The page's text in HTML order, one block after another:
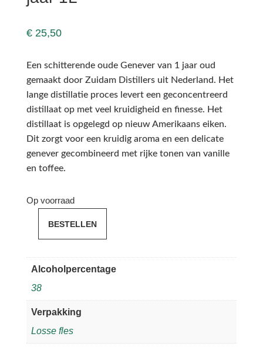
€25,50
Een schitterende oude Genever van 1 jaar oud
gemaakt door Zuidam Distillers uit Nederland. Het
lange distillatie proces levert een geconcentreerd
distillaat op met veel kruidigheid en finesse. Het
distillaat is opgelegd op nieuw Amerikaans eiken.
Dit zorgt voor een kruidig aroma en een delicate
genever gecombineerd met rijke tonen van vanille
en toffee.
Op voorraad
Zuidam
Jenever
jaar
aantal
BESTELLEN
Alcoholpercentage
38
Verpakking
Losse fles